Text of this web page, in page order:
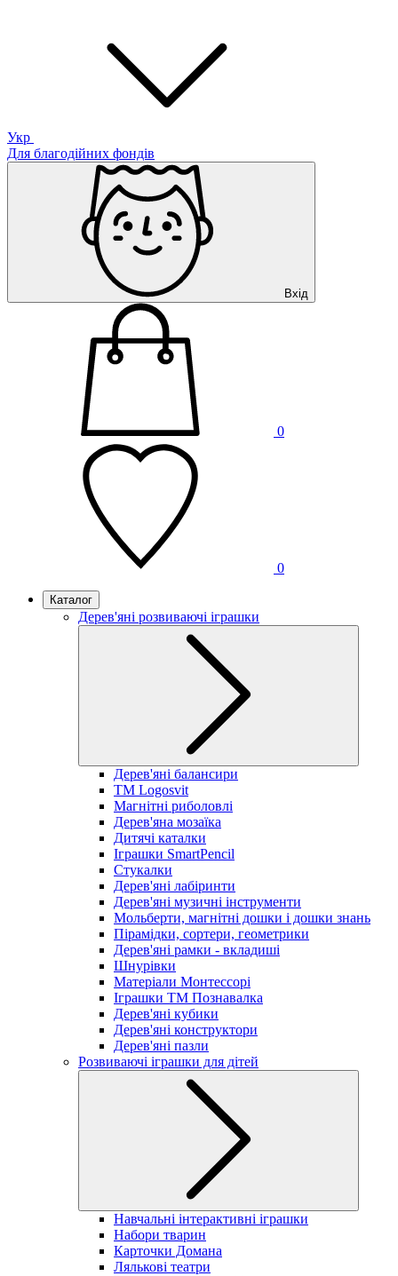
Укр
Для благодійних фондів
Вхід
0
0
Каталог
Дерев'яні розвиваючі іграшки
Дерев'яні балансири
TM Logosvit
Магнітні риболовлі
Дерев'яна мозаїка
Дитячі каталки
Іграшки SmartPencil
Стукалки
Дерев'яні лабіринти
Дерев'яні музичні інструменти
Мольберти, магнітні дошки і дошки знань
Пірамідки, сортери, геометрики
Дерев'яні рамки - вкладиші
Шнурівки
Матеріали Монтессорі
Іграшки ТМ Познавалка
Дерев'яні кубики
Дерев'яні конструктори
Дерев'яні пазли
Розвиваючі іграшки для дітей
Навчальні інтерактивні іграшки
Набори тварин
Карточки Домана
Лялькові театри